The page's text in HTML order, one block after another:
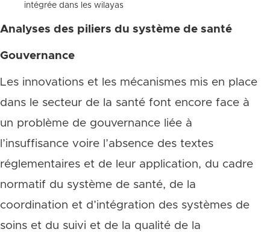
intégrée dans les wilayas
Analyses des piliers du système de santé
Gouvernance
Les innovations et les mécanismes mis en place
dans le secteur de la santé font encore face à
un problème de gouvernance liée à
l’insuffisance voire l’absence des textes
réglementaires et de leur application, du cadre
normatif du système de santé, de la
coordination et d’intégration des systèmes de
soins et du suivi et de la qualité de la